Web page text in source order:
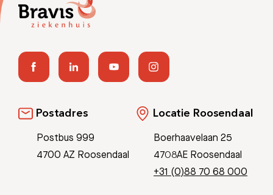
Postadres
Postbus 999
4700 AZ Roosendaal
Locatie Roosendaal
Boerhaavelaan 25
4708AE Roosendaal
+31 (0)88 70 68 000